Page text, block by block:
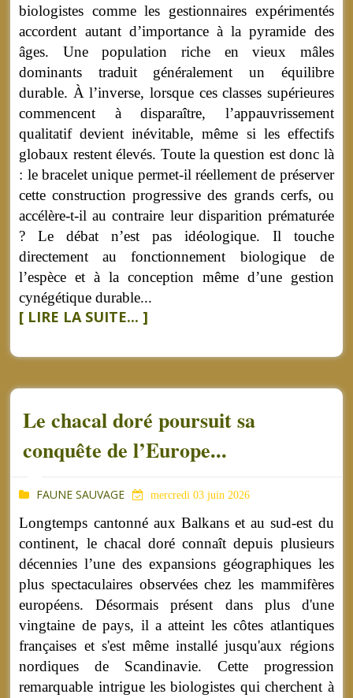
biologistes comme les gestionnaires expérimentés
accordent autant d’importance à la pyramide des
âges. Une population riche en vieux mâles
dominants traduit généralement un équilibre
durable. À l’inverse, lorsque ces classes supérieures
commencent à disparaître, l’appauvrissement
qualitatif devient inévitable, même si les effectifs
globaux restent élevés. Toute la question est donc là
: le bracelet unique permet-il réellement de préserver
cette construction progressive des grands cerfs, ou
accélère-t-il au contraire leur disparition prématurée
? Le débat n’est pas idéologique. Il touche
directement au fonctionnement biologique de
l’espèce et à la conception même d’une gestion
cynégétique durable...
[ LIRE LA SUITE... ]
Le chacal doré poursuit sa
conquête de l’Europe...
FAUNE SAUVAGE mercredi 03 juin 2026
Longtemps cantonné aux Balkans et au sud-est du
continent, le chacal doré connaît depuis plusieurs
décennies l’une des expansions géographiques les
plus spectaculaires observées chez les mammifères
européens. Désormais présent dans plus d'une
vingtaine de pays, il a atteint les côtes atlantiques
françaises et s'est même installé jusqu'aux régions
nordiques de Scandinavie. Cette progression
remarquable intrigue les biologistes qui cherchent à